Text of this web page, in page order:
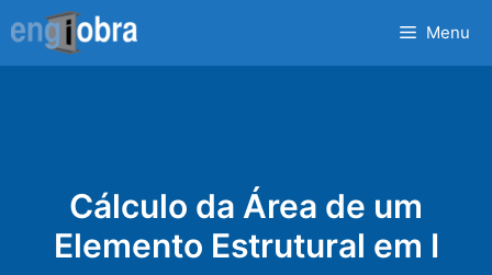
Saltar
para
o
Menu
Cálculo da Área de um
Elemento Estrutural em I